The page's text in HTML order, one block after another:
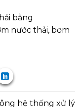
bằng
nước thải, bơm
hệ thống xử lý